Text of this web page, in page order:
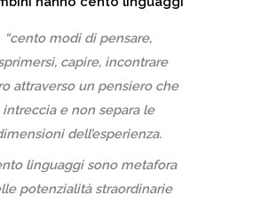
“cento modi di pensare,
capire, incontrare
attraverso un pensiero che
intreccia e non separa le
dell’esperienza.
linguaggi sono metafora
potenzialità straordinarie